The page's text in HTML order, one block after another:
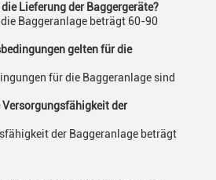
Lieferung der Baggergeräte?
Baggeranlage beträgt 60-90
gelten für die
für die Baggeranlage sind
Versorgungsfähigkeit der
der Baggeranlage beträgt